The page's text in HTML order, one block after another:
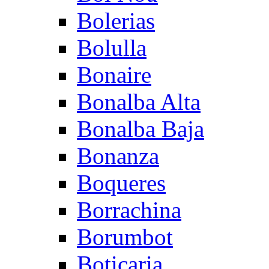
Bolerias
Bolulla
Bonaire
Bonalba Alta
Bonalba Baja
Bonanza
Boqueres
Borrachina
Borumbot
Boticaria